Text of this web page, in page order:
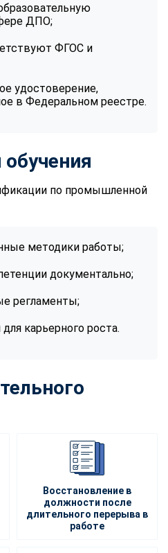
ДПО;
ФГОС и
удостоверение,
в Федеральном реестре.
по промышленной
методики работы;
документально;
регламенты;
карьерного роста.
Восстановление в
должности после
длительного перерыва в
работе